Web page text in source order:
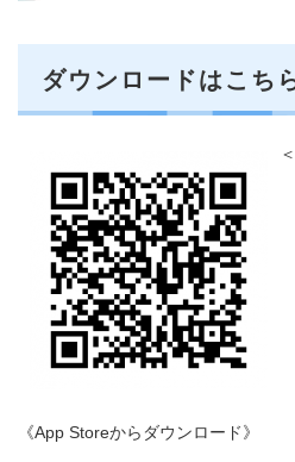
ダウンロードはこち
《App Storeからダウンロード》